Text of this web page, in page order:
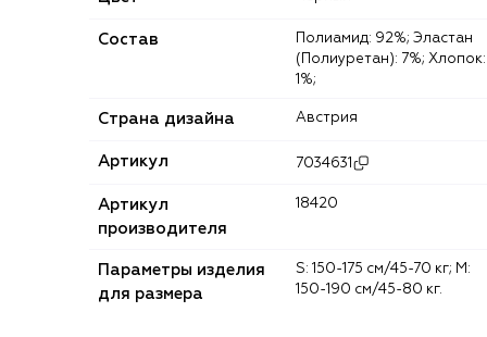
Состав
(Полиуретан): 7%; Хлопок:
1%;
Страна дизайна Австрия
Артикул 7034631
Артикул
производителя
18420
Параметры изделия
для размера
S: 150-175 см/45-70 кг; M:
150-190 см/45-80 кг.